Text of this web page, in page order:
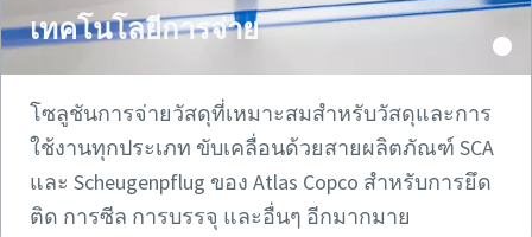
เทคโนโลยีการจ่าย
โซลูชันการจ่ายวัสดุที่เหมาะสมสําหรับวัสดุและการ
ใช้งานทุกประเภท ขับเคลื่อนด้วยสายผลิตภัณฑ์ SCA
และ Scheugenpflug ของ Atlas Copco สําหรับการยึด
ติด การซีล การบรรจุ และอื่นๆ อีกมากมาย